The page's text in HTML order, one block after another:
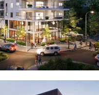
סוקולוב 19 – קרית אתא